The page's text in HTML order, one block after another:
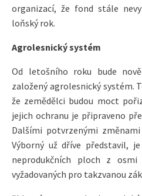
organizací, že fond stále
loňský rok.
Agrolesnický systém
Od letošního roku bude
založený agrolesnický systém.
že zemědělci budou moct
jejich ochranu je připraveno
Dalšími potvrzenými
Výborný už dříve představil,
neprodukčních ploch z
vyžadovaných pro takzvanou